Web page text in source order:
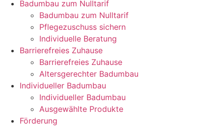
Badumbau zum Nulltarif
Badumbau zum Nulltarif
Pflegezuschuss sichern
Individuelle Beratung
Barrierefreies Zuhause
Barrierefreies Zuhause
Altersgerechter Badumbau
Individueller Badumbau
Individueller Badumbau
Ausgewählte Produkte
Förderung